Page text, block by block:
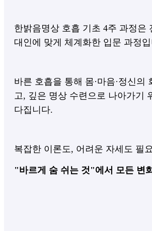
한밝음명상 호흡 기초 4주 과정은
대인에 맞게 체계화한 입문 과정
바른 호흡을 통해 몸·마음·정신의
고, 깊은 명상 수련으로 나아가기
다집니다.
복잡한 이론도, 어려운 자세도 필
"바르게 숨 쉬는 것"에서 모든 변